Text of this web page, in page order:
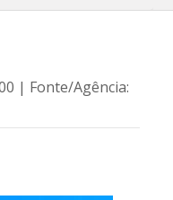
| Fonte/Agência: